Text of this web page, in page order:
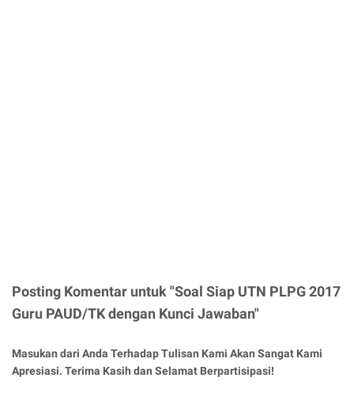
Posting Komentar untuk "Soal Siap UTN PLPG 2017
Guru PAUD/TK dengan Kunci Jawaban"
Masukan dari Anda Terhadap Tulisan Kami Akan Sangat Kami
Apresiasi. Terima Kasih dan Selamat Berpartisipasi!